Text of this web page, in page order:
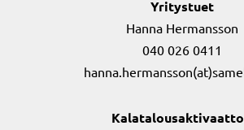
Yritystuet
Hanna Hermansson
040 026 0411